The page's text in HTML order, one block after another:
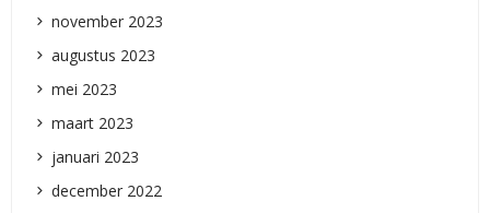
november 2023
augustus 2023
mei 2023
maart 2023
januari 2023
december 2022